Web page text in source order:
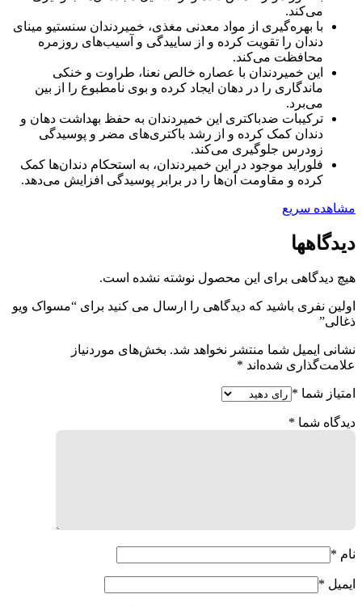
می‌کند.
با بهره‌گیری از مواد معدنی مغذی، خمیردندان سنستیو مینای
دندان را تقویت کرده و از ساییدگی و آسیب‌های روزمره
محافظت می‌کند.
این خمیردندان با عصاره خالص نعنا، طراوت و خنکی
ماندگاری را در دهان ایجاد کرده و بوی نامطبوع را از بین
می‌برد.
ترکیبات ضدباکتری این خمیردندان به حفظ بهداشت دهان و
دندان کمک کرده و از رشد باکتری‌های مضر و پوسیدگی
زودرس جلوگیری می‌کند.
فلوراید موجود در این خمیردندان، به استحکام دندان‌ها کمک
کرده و مقاومت آن‌ها را در برابر پوسیدگی افزایش می‌دهد.
مشاهده سریع
دیدگاهها
هیچ دیدگاهی برای این محصول نوشته نشده است.
اولین نفری باشید که دیدگاهی را ارسال می کنید برای “مسواک ویو
ذغالی”
نشانی ایمیل شما منتشر نخواهد شد. بخش‌های موردنیاز
علامت‌گذاری شده‌اند *
امتیاز شما *
دیدگاه شما *
نام *
ایمیل *